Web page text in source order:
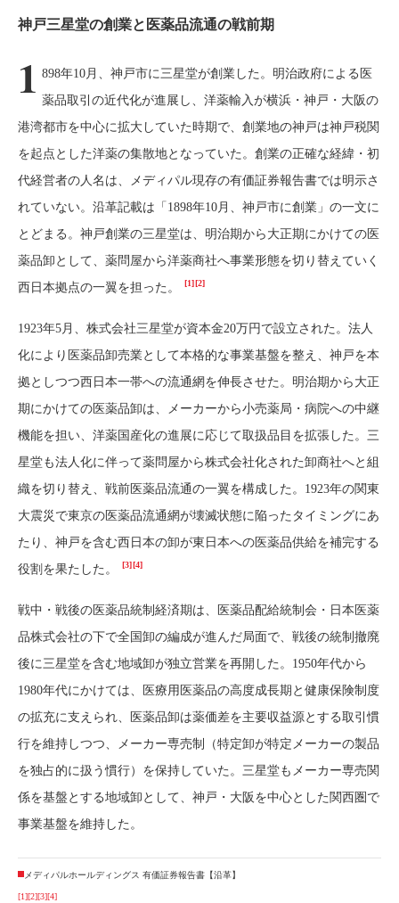
神戸三星堂の創業と医薬品流通の戦前期
1 898年10月、神戸市に三星堂が創業した。明治政府による医
薬品取引の近代化が進展し、洋薬輸入が横浜・神戸・大阪の
港湾都市を中心に拡大していた時期で、創業地の神戸は神戸税関
を起点とした洋薬の集散地となっていた。創業の正確な経緯・初
代経営者の人名は、メディパル現存の有価証券報告書では明示さ
れていない。沿革記載は「1898年10月、神戸市に創業」の一文に
とどまる。神戸創業の三星堂は、明治期から大正期にかけての医
薬品卸として、薬問屋から洋薬商社へ事業形態を切り替えていく
西日本拠点の一翼を担った。
[1][2]
1923年5月、株式会社三星堂が資本金20万円で設立された。法人
化により医薬品卸売業として本格的な事業基盤を整え、神戸を本
拠としつつ西日本一帯への流通網を伸長させた。明治期から大正
期にかけての医薬品卸は、メーカーから小売薬局・病院への中継
機能を担い、洋薬国産化の進展に応じて取扱品目を拡張した。三
星堂も法人化に伴って薬問屋から株式会社化された卸商社へと組
織を切り替え、戦前医薬品流通の一翼を構成した。1923年の関東
大震災で東京の医薬品流通網が壊滅状態に陥ったタイミングにあ
たり、神戸を含む西日本の卸が東日本への医薬品供給を補完する
役割を果たした。
[3][4]
戦中・戦後の医薬品統制経済期は、医薬品配給統制会・日本医薬
品株式会社の下で全国卸の編成が進んだ局面で、戦後の統制撤廃
後に三星堂を含む地域卸が独立営業を再開した。1950年代から
1980年代にかけては、医療用医薬品の高度成長期と健康保険制度
の拡充に支えられ、医薬品卸は薬価差を主要収益源とする取引慣
行を維持しつつ、メーカー専売制（特定卸が特定メーカーの製品
を独占的に扱う慣行）を保持していた。三星堂もメーカー専売関
係を基盤とする地域卸として、神戸・大阪を中心とした関西圏で
事業基盤を維持した。
メディパルホールディングス 有価証券報告書【沿革】
[1][2][3][4]